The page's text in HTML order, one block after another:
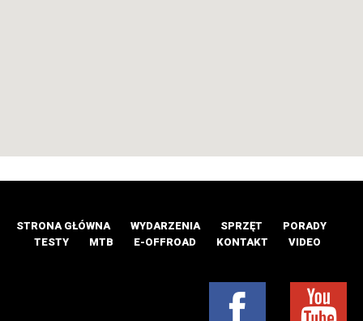
STRONA GŁÓWNA WYDARZENIA SPRZĘT
PORADY
TESTY
MTB E-OFFROAD KONTAKT VIDEO